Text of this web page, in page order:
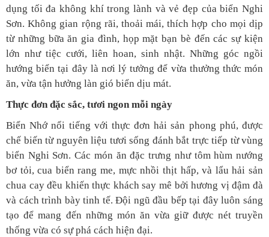
dụng tối đa không khí trong lành và vẻ đẹp của biển Nghi
Sơn. Không gian rộng rãi, thoải mái, thích hợp cho mọi dịp
từ những bữa ăn gia đình, họp mặt bạn bè đến các sự kiện
lớn như tiệc cưới, liên hoan, sinh nhật. Những góc ngồi
hướng biển tại đây là nơi lý tưởng để vừa thưởng thức món
ăn, vừa tận hưởng làn gió biển dịu mát.
Thực đơn đặc sắc, tươi ngon mỗi ngày
Biển Nhớ nổi tiếng với thực đơn hải sản phong phú, được
chế biến từ nguyên liệu tươi sống đánh bắt trực tiếp từ vùng
biển Nghi Sơn. Các món ăn đặc trưng như tôm hùm nướng
bơ tỏi, cua biển rang me, mực nhồi thịt hấp, và lẩu hải sản
chua cay đều khiến thực khách say mê bởi hương vị đậm đà
và cách trình bày tinh tế. Đội ngũ đầu bếp tại đây luôn sáng
tạo để mang đến những món ăn vừa giữ được nét truyền
thống vừa có sự phá cách hiện đại.